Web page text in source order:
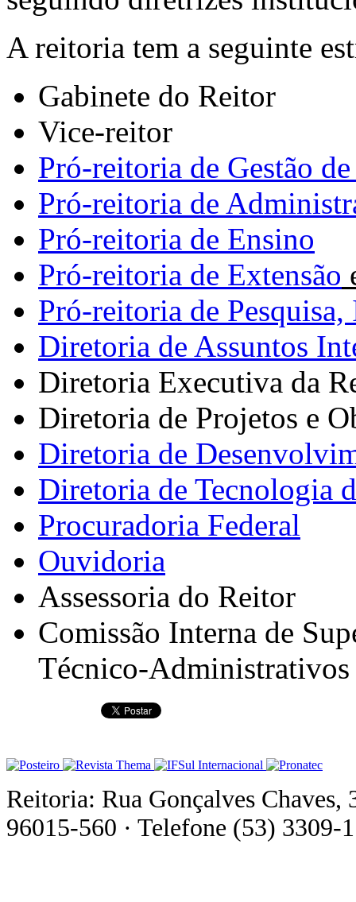
A reitoria tem a seguinte
Gabinete do Reitor
Vice-reitor
Pró-reitoria de Gestão de
Pró-reitoria de
Pró-reitoria de Ensino
Pró-reitoria de Extensão
Pró-reitoria de Pesquisa,
Diretoria de Assuntos
Diretoria Executiva da
Diretoria de Projetos e
Diretoria de
Diretoria de Tecnologia
Procuradoria Federal
Ouvidoria
Assessoria do Reitor
Comissão Interna de
Técnico-Administrativos
Reitoria: Rua Gonçalves
96015-560 · Telefone (53) 3309-